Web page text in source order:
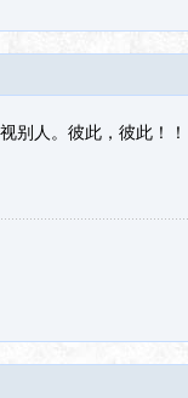
别人。彼此，彼此！！